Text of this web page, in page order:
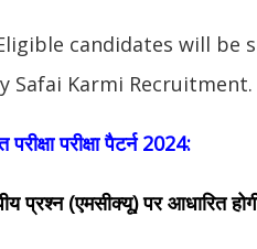
candidates will be
Safai Karmi Recruitment.
परीक्षा पैटर्न 2024:
प्रश्न (एमसीक्यू) पर आधारित